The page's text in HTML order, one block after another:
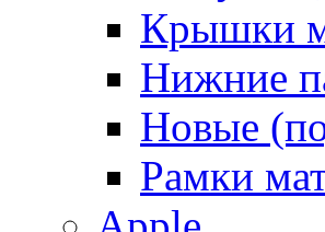
Крышки
Нижние
Новые
Рамки